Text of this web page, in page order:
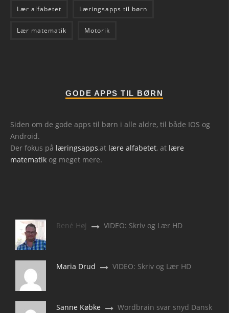
Lær alfabetet Læringsapps til børn
Lær matematik Motorik
GODE APPS TIL BØRN
Siden om de gode apps til børn i alle aldre, til både IOS og
Android.
Der fokus på læringsapps,at lære alfabetet, at lære
matematik og meget mere.
René Høj VIDEO: Skriv og Lær HD
Maria Drud VIDEO: Skriv og Lær HD
Sanne Købke Wordbrain svar snyd Dansk